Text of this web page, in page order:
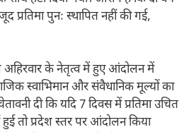
प्रतिमा पुनः स्थापित नहीं की गई,
अहिरवार के नेतृत्व में हुए आंदोलन में
स्वाभिमान और संवैधानिक मूल्यों का
दी कि यदि 7 दिवस में प्रतिमा उचित
हुई तो प्रदेश स्तर पर आंदोलन किया